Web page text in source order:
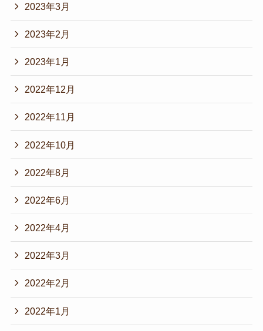
2023年3月
2023年2月
2023年1月
2022年12月
2022年11月
2022年10月
2022年8月
2022年6月
2022年4月
2022年3月
2022年2月
2022年1月